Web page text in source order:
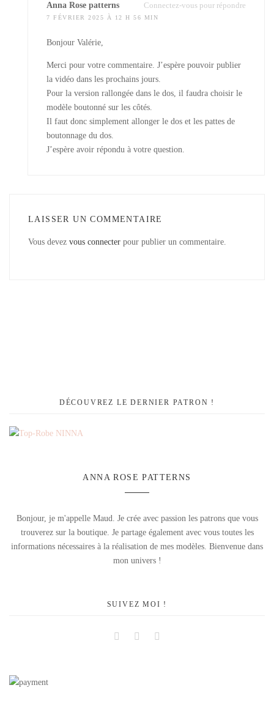
Anna Rose patterns
7 FÉVRIER 2025 À 12 H 56 MIN
Bonjour Valérie,
Merci pour votre commentaire. J’espère pouvoir publier
la vidéo dans les prochains jours.
Pour la version rallongée dans le dos, il faudra choisir le
modèle boutonné sur les côtés.
Il faut donc simplement allonger le dos et les pattes de
boutonnage du dos.
J’espère avoir répondu à votre question.
Connectez-vous pour répondre
LAISSER UN COMMENTAIRE
Vous devez vous connecter pour publier un commentaire.
DÉCOUVREZ LE DERNIER PATRON !
ANNA ROSE PATTERNS
Bonjour, je m'appelle Maud. Je crée avec passion les patrons que vous
trouverez sur la boutique. Je partage également avec vous toutes les
informations nécessaires à la réalisation de mes modèles. Bienvenue dans
mon univers !
SUIVEZ MOI !
FacebookInstagram